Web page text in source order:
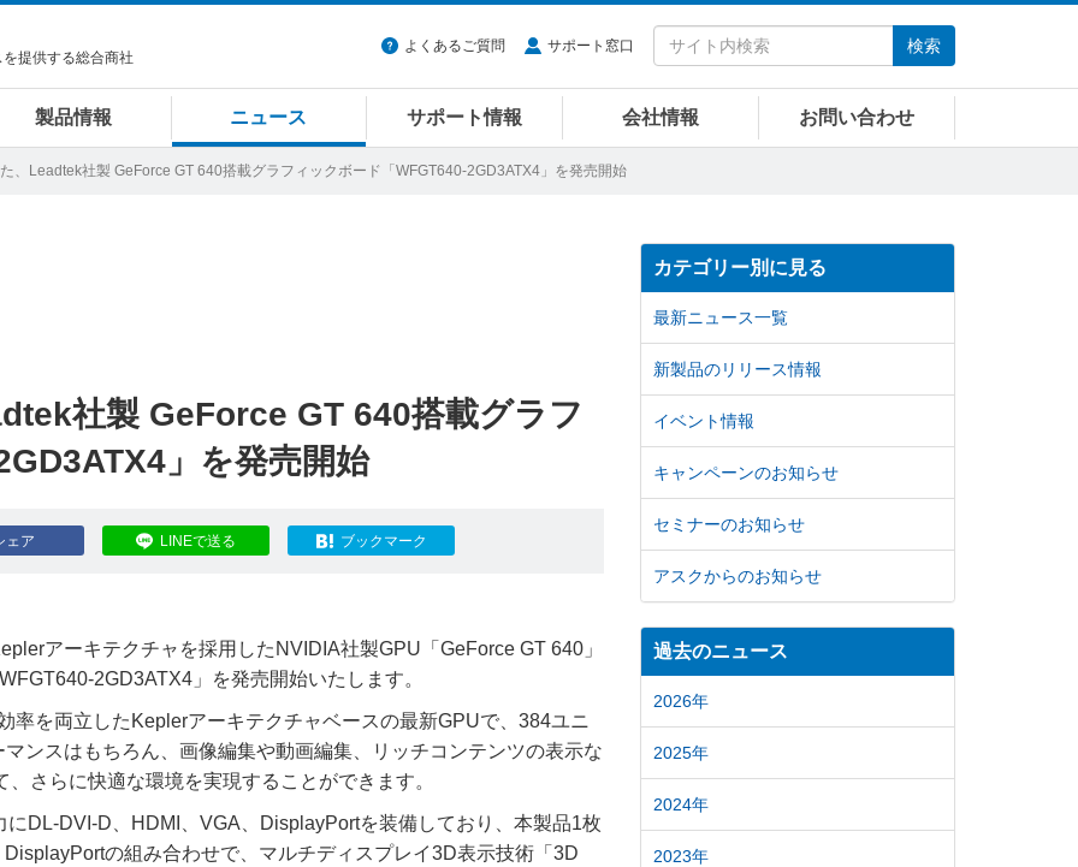
提供する総合商社
よくあるご質問 サポート窓口 検索
製品情報 ニュース サポート情報 会社情報 お問い合わせ
、Leadtek社製 GeForce GT 640搭載グラフィックボード「WFGT640-2GD3ATX4」を発売開始
社製 GeForce GT 640搭載グラフ
」を発売開始
ェア LINEで送る ブックマーク
アーキテクチャを採用したNVIDIA社製GPU「GeForce GT 640」
2GD3ATX4」を発売開始いたします。
率を両立したKeplerアーキテクチャベースの最新GPUで、384ユニ
ンスはもちろん、画像編集や動画編集、リッチコンテンツの表示な
さらに快適な環境を実現することができます。
DL-DVI-D、HDMI、VGA、DisplayPortを装備しており、本製品1枚
の組み合わせで、マルチディスプレイ3D表示技術「3D
カテゴリー別に見る
最新ニュース一覧
新製品のリリース情報
イベント情報
キャンペーンのお知らせ
セミナーのお知らせ
アスクからのお知らせ
過去のニュース
2026年
2025年
2024年
2023年